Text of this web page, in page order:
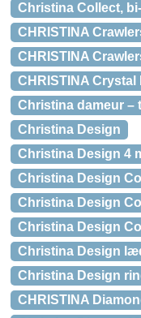
Christina Collect,
CHRISTINA
CHRISTINA
CHRISTINA Crystal
Christina dameur
Christina Design
Christina Design 4
Christina Design
Christina Design
Christina Design
Christina Design
Christina Design
CHRISTINA